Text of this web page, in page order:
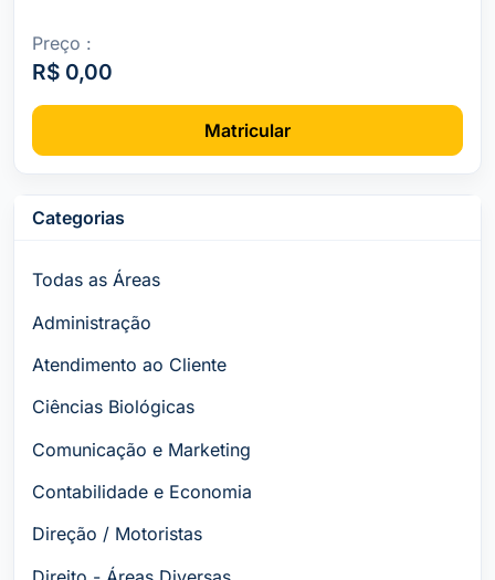
Preço :
R$ 0,00
Matricular
Categorias
Todas as Áreas
Administração
Atendimento ao Cliente
Ciências Biológicas
Comunicação e Marketing
Contabilidade e Economia
Direção / Motoristas